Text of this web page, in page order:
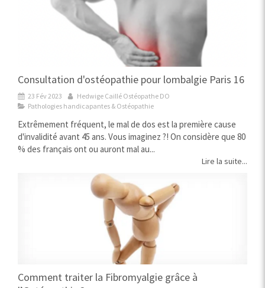
Consultation d'ostéopathie pour lombalgie Paris 16
23 Fév 2023
Hedwige Caillé Ostéopathe DO
Pathologies handicapantes & Ostéopathie
Extrêmement fréquent, le mal de dos est la première cause
d'invalidité avant 45 ans. Vous imaginez ?! On considère que 80
% des français ont ou auront mal au...
Lire la suite...
Comment traiter la Fibromyalgie grâce à